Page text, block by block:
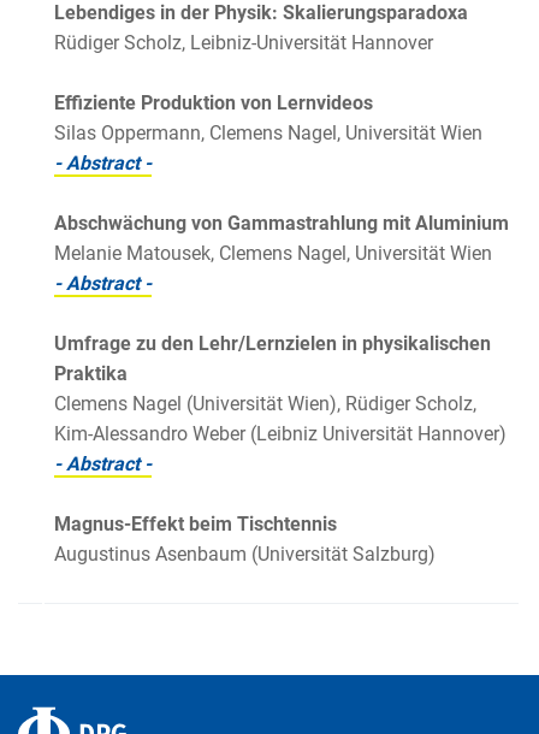
Lebendiges in der Physik: Skalierungsparadoxa
Rüdiger Scholz, Leibniz-Universität Hannover
Effiziente Produktion von Lernvideos
Silas Oppermann, Clemens Nagel, Universität Wien
- Abstract -
Abschwächung von Gammastrahlung mit Aluminium
Melanie Matousek, Clemens Nagel, Universität Wien
- Abstract -
Umfrage zu den Lehr/Lernzielen in physikalischen
Praktika
Clemens Nagel (Universität Wien), Rüdiger Scholz,
Kim-Alessandro Weber (Leibniz Universität Hannover)
- Abstract -
Magnus-Effekt beim Tischtennis
Augustinus Asenbaum (Universität Salzburg)